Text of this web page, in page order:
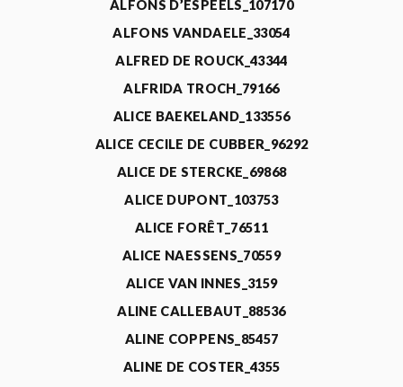
ALFONS D’ESPEELS_107170
ALFONS VANDAELE_33054
ALFRED DE ROUCK_43344
ALFRIDA TROCH_79166
ALICE BAEKELAND_133556
ALICE CECILE DE CUBBER_96292
ALICE DE STERCKE_69868
ALICE DUPONT_103753
ALICE FORÊT_76511
ALICE NAESSENS_70559
ALICE VAN INNES_3159
ALINE CALLEBAUT_88536
ALINE COPPENS_85457
ALINE DE COSTER_4355